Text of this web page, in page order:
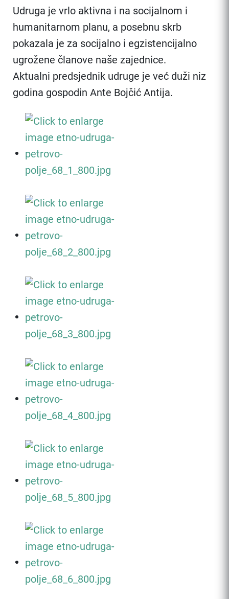
Udruga je vrlo aktivna i na socijalnom i
humanitarnom planu, a posebnu skrb
pokazala je za socijalno i egzistencijalno
ugrožene članove naše zajednice.
Aktualni predsjednik udruge je već duži niz
godina gospodin Ante Bojčić Antija.